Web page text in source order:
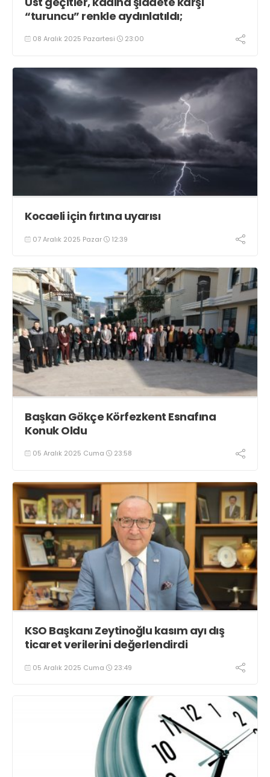
“turuncu” renkle aydınlatıldı;
08 Aralık 2025 Pazartesi 23:00
Kocaeli için fırtına uyarısı
07 Aralık 2025 Pazar 12:39
Başkan Gökçe Körfezkent Esnafına
Konuk Oldu
05 Aralık 2025 Cuma 23:58
KSO Başkanı Zeytinoğlu kasım ayı dış
ticaret verilerini değerlendirdi
05 Aralık 2025 Cuma 23:49